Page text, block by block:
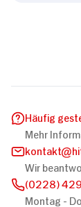
Häufig
Mehr
kontakt
Wir
(0228)
Montag -